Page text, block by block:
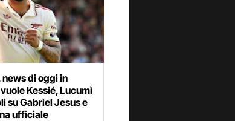
di oggi in
Kessié, Lucumì
su Gabriel Jesus e
ufficiale